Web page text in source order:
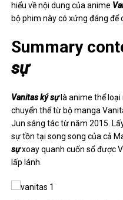
hiểu về nội dung của anime
bộ phim này có xứng đáng để
Summary
sự
Vanitas ký sựlà anime thể loại
chuyển thể từ bộ manga
Jun sáng tác từ năm 2015.
sự tồn tại song song của cả
sựxoay quanh cuốn sổ được
lấp lánh.